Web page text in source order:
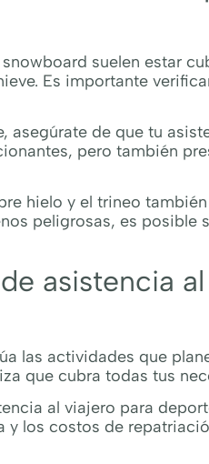
suelen estar
Es importante
asegúrate de que tu
pero también
hielo y el trineo
peligrosas, es posible
asistencia
las actividades que
que cubra todas tus
al viajero para
los costos de